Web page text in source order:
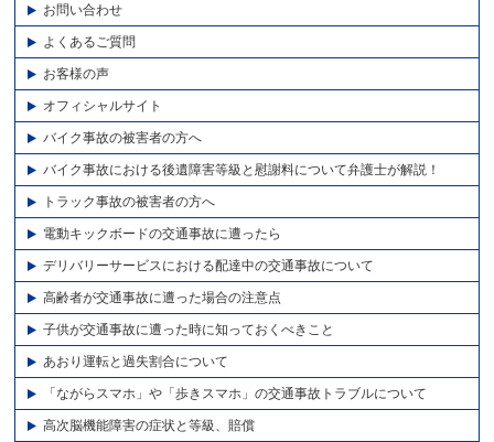
お問い合わせ
よくあるご質問
お客様の声
オフィシャルサイト
バイク事故の被害者の方へ
バイク事故における後遺障害等級と慰謝料について弁護士が解説！
トラック事故の被害者の方へ
電動キックボードの交通事故に遭ったら
デリバリーサービスにおける配達中の交通事故について
高齢者が交通事故に遭った場合の注意点
子供が交通事故に遭った時に知っておくべきこと
あおり運転と過失割合について
「ながらスマホ」や「歩きスマホ」の交通事故トラブルについて
高次脳機能障害の症状と等級、賠償